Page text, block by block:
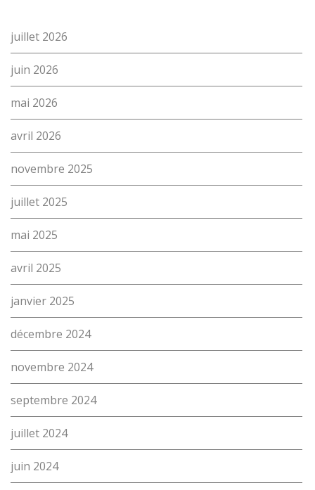
juillet 2026
juin 2026
mai 2026
avril 2026
novembre 2025
juillet 2025
mai 2025
avril 2025
janvier 2025
décembre 2024
novembre 2024
septembre 2024
juillet 2024
juin 2024